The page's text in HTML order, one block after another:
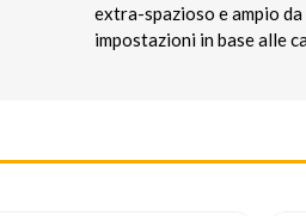
extra-spazioso e ampio
impostazioni in base alle